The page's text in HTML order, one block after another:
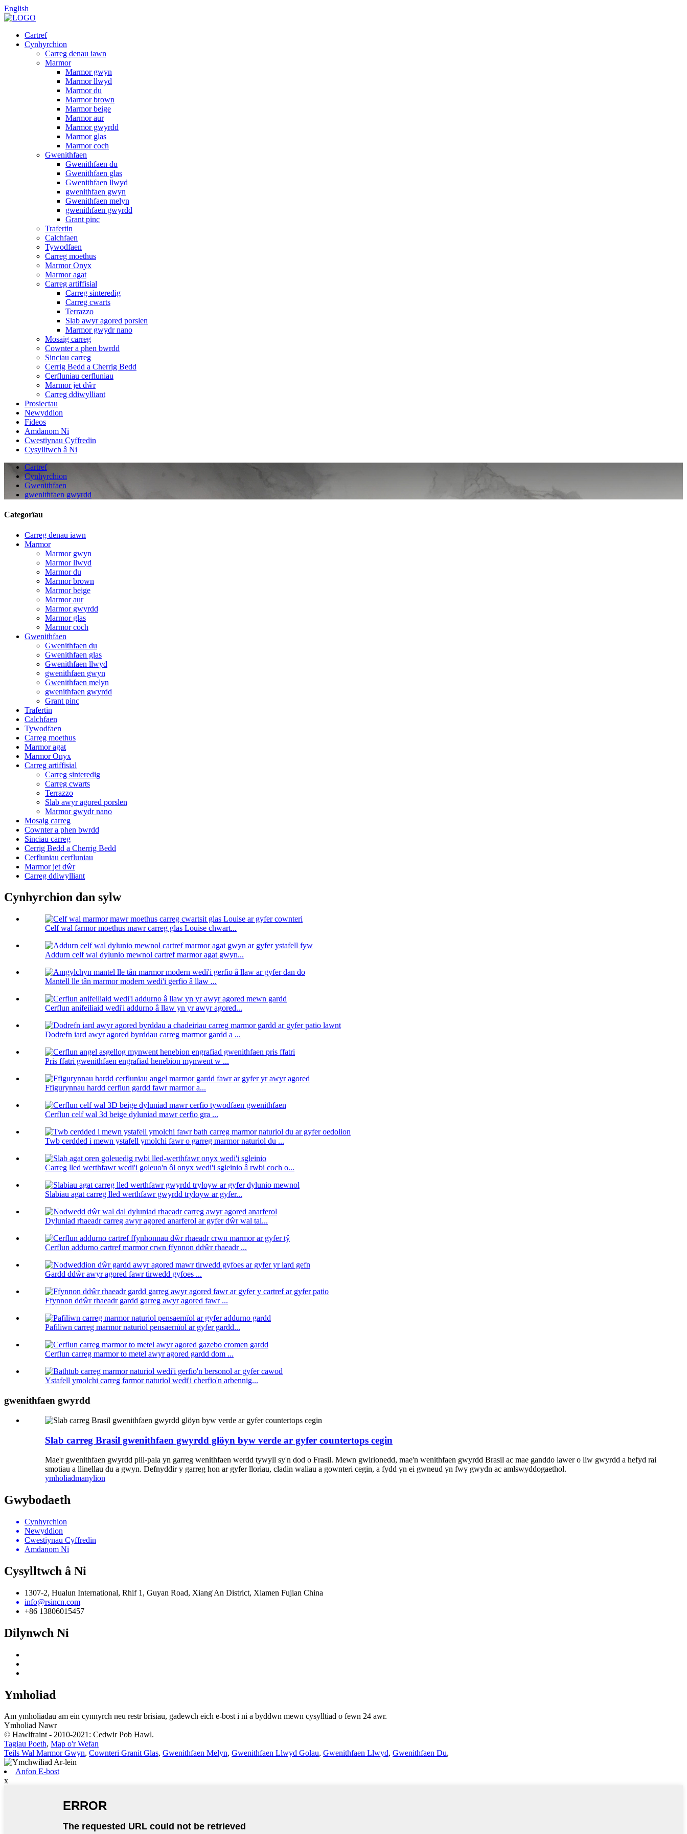
English
Cartref
Cynhyrchion
Carreg denau iawn
Marmor
Marmor gwyn
Marmor llwyd
Marmor du
Marmor brown
Marmor beige
Marmor aur
Marmor gwyrdd
Marmor glas
Marmor coch
Gwenithfaen
Gwenithfaen du
Gwenithfaen glas
Gwenithfaen llwyd
gwenithfaen gwyn
Gwenithfaen melyn
gwenithfaen gwyrdd
Grant pinc
Trafertin
Calchfaen
Tywodfaen
Carreg moethus
Marmor Onyx
Marmor agat
Carreg artiffisial
Carreg sinteredig
Carreg cwarts
Terrazzo
Slab awyr agored porslen
Marmor gwydr nano
Mosaig carreg
Cownter a phen bwrdd
Sinciau carreg
Cerrig Bedd a Cherrig Bedd
Cerfluniau cerfluniau
Marmor jet dŵr
Carreg ddiwylliant
Prosiectau
Newyddion
Fideos
Amdanom Ni
Cwestiynau Cyffredin
Cysylltwch â Ni
Cartref
Cynhyrchion
Gwenithfaen
gwenithfaen gwyrdd
Categorïau
Carreg denau iawn
Marmor
Marmor gwyn
Marmor llwyd
Marmor du
Marmor brown
Marmor beige
Marmor aur
Marmor gwyrdd
Marmor glas
Marmor coch
Gwenithfaen
Gwenithfaen du
Gwenithfaen glas
Gwenithfaen llwyd
gwenithfaen gwyn
Gwenithfaen melyn
gwenithfaen gwyrdd
Grant pinc
Trafertin
Calchfaen
Tywodfaen
Carreg moethus
Marmor agat
Marmor Onyx
Carreg artiffisial
Carreg sinteredig
Carreg cwarts
Terrazzo
Slab awyr agored porslen
Marmor gwydr nano
Mosaig carreg
Cownter a phen bwrdd
Sinciau carreg
Cerrig Bedd a Cherrig Bedd
Cerfluniau cerfluniau
Marmor jet dŵr
Carreg ddiwylliant
Cynhyrchion dan sylw
Celf wal farmor moethus mawr carreg glas Louise chwart...
Addurn celf wal dylunio mewnol cartref marmor agat gwyn...
Mantell lle tân marmor modern wedi'i gerfio â llaw ...
Cerflun anifeiliaid wedi'i addurno â llaw yn yr awyr agored...
Dodrefn iard awyr agored byrddau carreg marmor gardd a ...
Pris ffatri gwenithfaen engrafiad henebion mynwent w ...
Ffigurynnau hardd cerflun gardd fawr marmor a...
Cerflun celf wal 3d beige dyluniad mawr cerfio gra ...
Twb cerdded i mewn ystafell ymolchi fawr o garreg marmor naturiol du ...
Carreg lled werthfawr wedi'i goleuo'n ôl onyx wedi'i sgleinio â rwbi coch o...
Slabiau agat carreg lled werthfawr gwyrdd tryloyw ar gyfer...
Dyluniad rhaeadr carreg awyr agored anarferol ar gyfer dŵr wal tal...
Cerflun addurno cartref marmor crwn ffynnon ddŵr rhaeadr ...
Gardd ddŵr awyr agored fawr tirwedd gyfoes ...
Ffynnon ddŵr rhaeadr gardd garreg awyr agored fawr ...
Pafiliwn carreg marmor naturiol pensaernïol ar gyfer gardd...
Cerflun carreg marmor to metel awyr agored gardd dom ...
Ystafell ymolchi carreg farmor naturiol wedi'i cherfio'n arbennig...
gwenithfaen gwyrdd
Slab carreg Brasil gwenithfaen gwyrdd glöyn byw verde ar gyfer countertops cegin
Mae'r gwenithfaen gwyrdd pili-pala yn garreg wenithfaen werdd tywyll sy'n dod o Frasil. Mewn gwirionedd, mae'n wenithfaen gwyrdd Brasil ac mae ganddo lawer o liw gwyrdd a hefyd rai
smotiau a llinellau du a gwyn. Defnyddir y garreg hon ar gyfer lloriau, cladin waliau a gownteri cegin, a fydd yn ei gwneud yn fwy gwydn ac amlswyddogaethol.
ymholiadmanylion
Gwybodaeth
Cynhyrchion
Newyddion
Cwestiynau Cyffredin
Amdanom Ni
Cysylltwch â Ni
1307-2, Hualun International, Rhif 1, Guyan Road, Xiang'An District, Xiamen Fujian China
info@rsincn.com
+86 13806015457
Dilynwch Ni
Ymholiad
Am ymholiadau am ein cynnyrch neu restr brisiau, gadewch eich e-bost i ni a byddwn mewn cysylltiad o fewn 24 awr.
Ymholiad Nawr
© Hawlfraint - 2010-2021: Cedwir Pob Hawl.
Tagiau Poeth, Map o'r Wefan
Teils Wal Marmor Gwyn, Cownteri Granit Glas, Gwenithfaen Melyn, Gwenithfaen Llwyd Golau, Gwenithfaen Llwyd, Gwenithfaen Du,
Anfon E-bost
x